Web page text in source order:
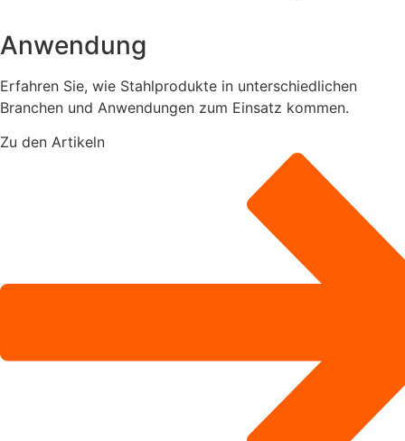
Anwendung
Erfahren Sie, wie Stahlprodukte in unterschiedlichen
Branchen und Anwendungen zum Einsatz kommen.
Zu den Artikeln